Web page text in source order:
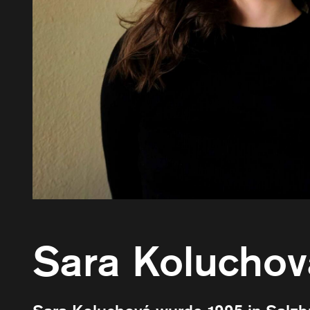
Sara